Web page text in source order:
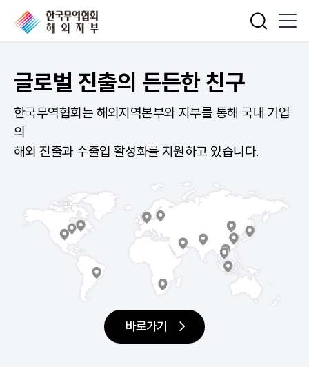
통합검색
글로벌 진출의 든든한 친구
한국무역협회는 해외지역본부와 지부를 통해 국내 기업
의
해외 진출과 수출입 활성화를 지원하고 있습니다.
바로가기